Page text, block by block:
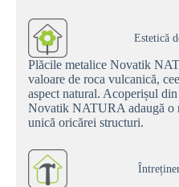
Estetică
Plăcile metalice Novatik
valoare de roca vulcanică,
aspect natural. Acoperișul
Novatik NATURA adaugă o
unică oricărei structuri.